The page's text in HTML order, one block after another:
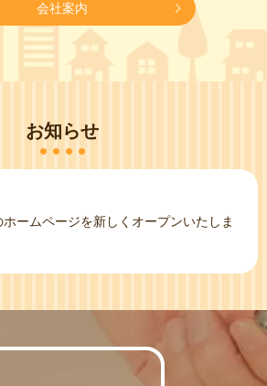
会社案内
お知らせ
ームページを新しくオープンいたしま